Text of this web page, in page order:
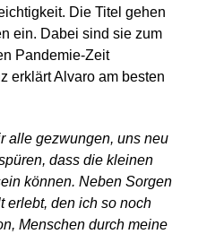
Die Titel gehen
ein. Dabei sind sie zum
Pandemie-Zeit
erklärt Alvaro am besten
alle gezwungen, uns neu
dass die kleinen
können. Neben Sorgen
erlebt, den ich so noch
Menschen durch meine